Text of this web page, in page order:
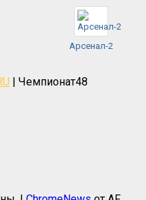
Арсенал-2
| Чемпионат48